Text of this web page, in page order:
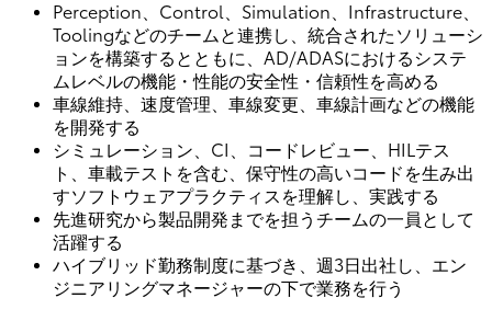
Perception、Control、Simulation、Infrastructure、
Toolingなどのチームと連携し、統合されたソリューシ
ョンを構築するとともに、AD/ADASにおけるシステ
ムレベルの機能・性能の安全性・信頼性を高める
車線維持、速度管理、車線変更、車線計画などの機能
を開発する
シミュレーション、CI、コードレビュー、HILテス
ト、車載テストを含む、保守性の高いコードを生み出
すソフトウェアプラクティスを理解し、実践する
先進研究から製品開発までを担うチームの一員として
活躍する
ハイブリッド勤務制度に基づき、週3日出社し、エン
ジニアリングマネージャーの下で業務を行う